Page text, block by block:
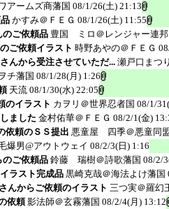
アームズ商藩国 08/1/26(土) 21:13
かすみ＠ＦＥＧ 08/1/26(土) 11:55
のご依頼品 豊国 ミロ＠レンジャー連邦
ご依頼イラスト 時野あやの＠ＦＥＧ
んから受注させていただ... 瀬戸口まつ
チ藩国 08/1/28(月) 1:26
天流 08/1/30(水) 22:05
のイラスト カヲリ＠世界忍者国 08/1/
ました 金村佑華＠ＦＥＧ 08/2/1(金)
依頼のＳＳ提出 悪童屋 四季＠悪童同
爆男@アウトウェイ 08/2/3(日) 1:16
ご依頼品 鈴藤 瑞樹＠詩歌藩国 08/2/
ラスト完成品 黒崎克哉＠海法よけ藩国
んからご依頼のイラスト 三つ実＠羅幻
依頼 影法師＠玄霧藩国 08/2/4(月) 13:12